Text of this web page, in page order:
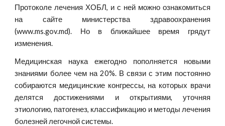
Протоколе лечения ХОБЛ, и с ней можно ознакомиться
на сайте министерства здравоохранения
(www.ms.gov.md). Но в ближайшее время грядут
изменения.
Медицинская наука ежегодно пополняется новыми
знаниями более чем на 20%. В связи с этим постоянно
собираются медицинские конгрессы, на которых врачи
делятся достижениями и открытиями, уточняя
этиологию, патогенез, классификацию и методы лечения
болезней легочной системы.